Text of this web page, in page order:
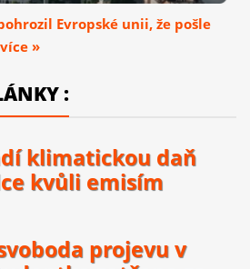
Evropské unii, že pošle
»
:
klimatickou daň
kvůli emisím
projevu v